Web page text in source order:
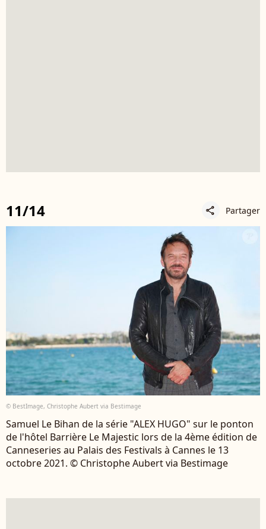
11/14 share Partager
© BestImage, Christophe Aubert via Bestimage
Samuel Le Bihan de la série "ALEX HUGO" sur le ponton
de l'hôtel Barrière Le Majestic lors de la 4ème édition de
Canneseries au Palais des Festivals à Cannes le 13
octobre 2021. © Christophe Aubert via Bestimage